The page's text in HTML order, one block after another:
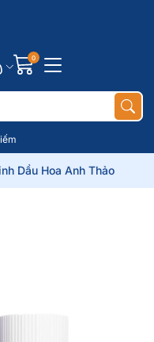
0
Dầu Hoa Anh Thảo